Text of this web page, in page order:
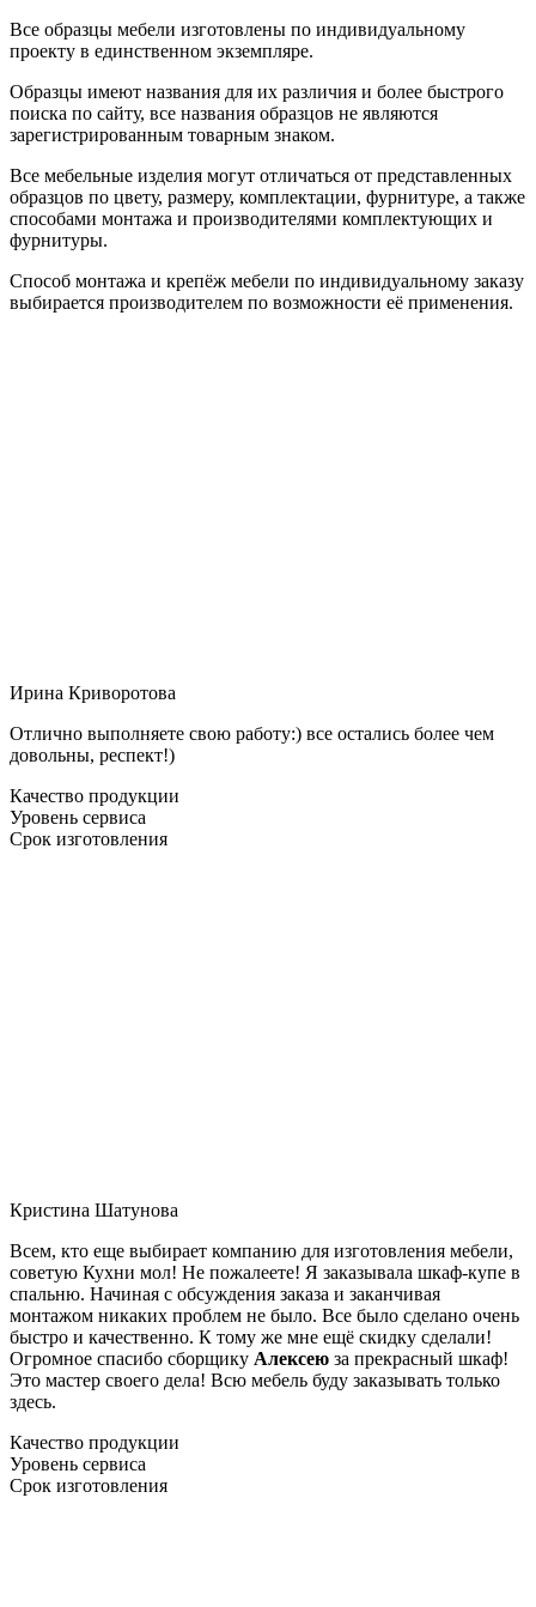
Все образцы мебели изготовлены по индивидуальному
проекту в единственном экземпляре.
Образцы имеют названия для их различия и более быстрого
поиска по сайту, все названия образцов не являются
зарегистрированным товарным знаком.
Все мебельные изделия могут отличаться от представленных
образцов по цвету, размеру, комплектации, фурнитуре, а также
способами монтажа и производителями комплектующих и
фурнитуры.
Способ монтажа и крепёж мебели по индивидуальному заказу
выбирается производителем по возможности её применения.
Ирина Криворотова
Отлично выполняете свою работу:) все остались более чем
довольны, респект!)
Качество продукции
Уровень сервиса
Срок изготовления
Кристина Шатунова
Всем, кто еще выбирает компанию для изготовления мебели,
советую Кухни мол! Не пожалеете! Я заказывала шкаф-купе в
спальню. Начиная с обсуждения заказа и заканчивая
монтажом никаких проблем не было. Все было сделано очень
быстро и качественно. К тому же мне ещё скидку сделали!
Огромное спасибо сборщику Алексею за прекрасный шкаф!
Это мастер своего дела! Всю мебель буду заказывать только
здесь.
Качество продукции
Уровень сервиса
Срок изготовления